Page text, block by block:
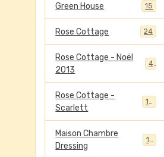
Green House 15
Rose Cottage 24
Rose Cottage - Noël
2013
4
Rose Cottage -
Scarlett
Maison Chambre
Dressing